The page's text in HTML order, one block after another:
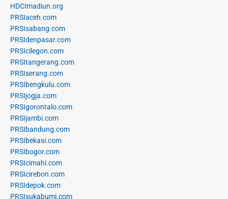
HDCImadiun.org
PRSIaceh.com
PRSIsabang.com
PRSIdenpasar.com
PRSIcilegon.com
PRSItangerang.com
PRSIserang.com
PRSIbengkulu.com
PRSIjogja.com
PRSIgorontalo.com
PRSIjambi.com
PRSIbandung.com
PRSIbekasi.com
PRSIbogor.com
PRSIcimahi.com
PRSIcirebon.com
PRSIdepok.com
PRSIsukabumi.com